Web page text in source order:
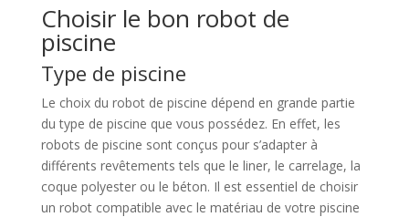
Choisir le bon robot de
piscine
Type de piscine
Le choix du robot de piscine dépend en grande partie
du type de piscine que vous possédez. En effet, les
robots de piscine sont conçus pour s’adapter à
différents revêtements tels que le liner, le carrelage, la
coque polyester ou le béton. Il est essentiel de choisir
un robot compatible avec le matériau de votre piscine